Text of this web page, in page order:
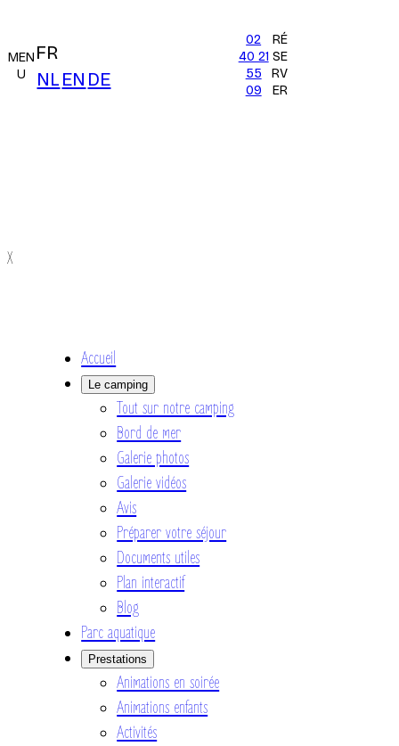
MEN
U
FR
NL EN DE
02
40 21
55
09
RÉ
SE
RV
ER
X
Accueil
Le camping
Tout sur notre camping
Bord de mer
Galerie photos
Galerie vidéos
Avis
Préparer votre séjour
Documents utiles
Plan interactif
Blog
Parc aquatique
Prestations
Animations en soirée
Animations enfants
Activités